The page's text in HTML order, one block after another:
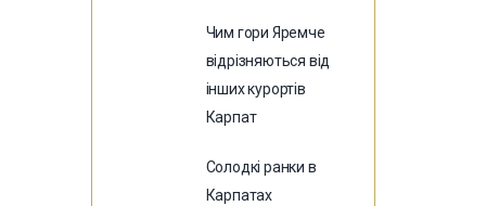
Чим гори Яремче
відрізняються від
інших курортів
Карпат
Солодкі ранки в
Карпатах